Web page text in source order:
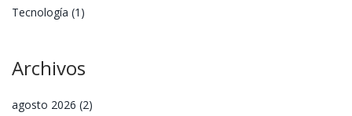
Tecnología (1)
Archivos
agosto 2026 (2)